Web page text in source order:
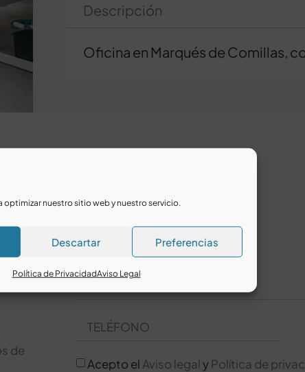
optimizar nuestro sitio web y nuestro servicio.
Descartar Preferencias
Política de PrivacidadAviso Legal
Descripción
Oficina en Marqués de Comillas,
de
Acepto el Aviso legal y Política de